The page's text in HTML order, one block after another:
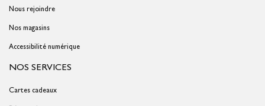
Nous rejoindre
Nos magasins
Accessibilité numérique
NOS SERVICES
Cartes cadeaux